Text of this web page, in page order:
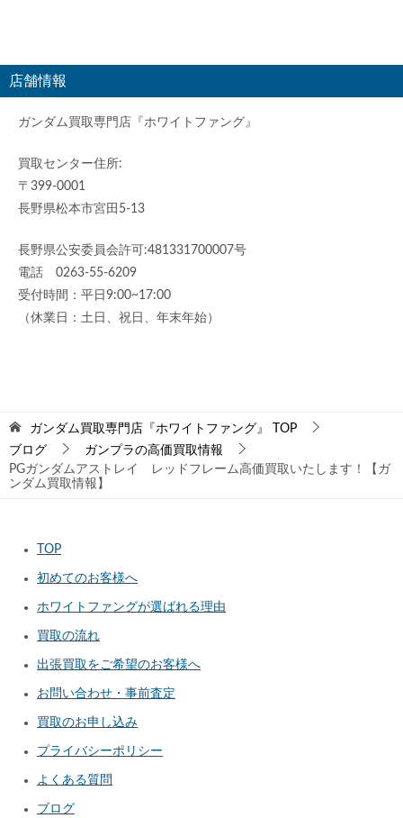
店舗情報
ガンダム買取専門店『ホワイトファング』
買取センター住所:
〒399-0001
長野県松本市宮田5-13
長野県公安委員会許可:481331700007号
電話 0263-55-6209
受付時間：平日9:00~17:00
（休業日：土日、祝日、年末年始）
ガンダム買取専門店『ホワイトファング』
TOP
ブログ
ガンプラの高価買取情報
PGガンダムアストレイ レッドフレーム高価買取いたします！【ガ
ンダム買取情報】
TOP
初めてのお客様へ
ホワイトファングが選ばれる理由
買取の流れ
出張買取をご希望のお客様へ
お問い合わせ・事前査定
買取のお申し込み
プライバシーポリシー
よくある質問
ブログ